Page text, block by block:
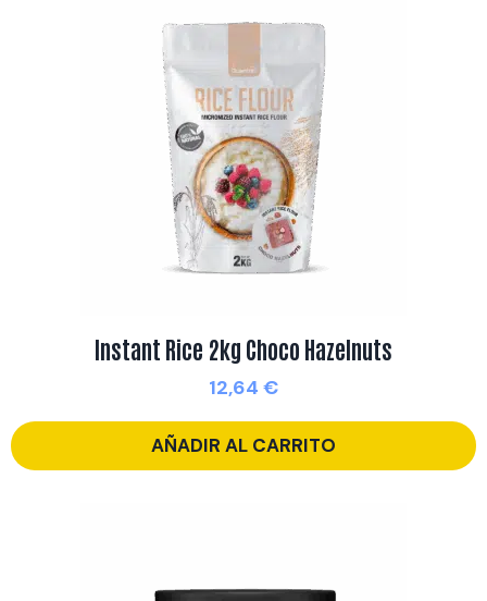
Instant Rice 2kg Choco Hazelnuts
12,64 €
AÑADIR AL CARRITO